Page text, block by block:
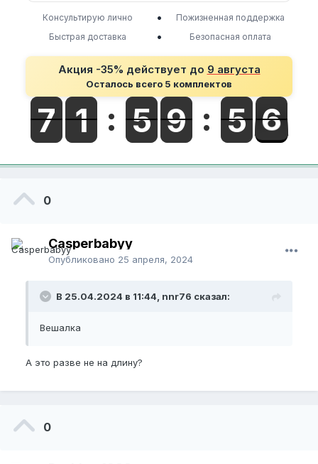
Консультирую лично •
Пожизненная поддержка
Быстрая доставка
• Безопасная оплата
Акция -35% действует до 9 августа
Осталось всего 5 комплектов
0
Casperbabyy
Опубликовано 25 апреля, 2024
В 25.04.2024 в 11:44, nnr76 сказал:
Вешалка
А это разве не на длину?
0